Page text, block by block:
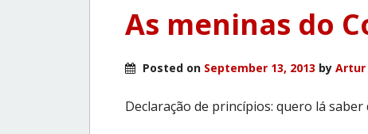
As meninas do
Posted on September 13, 2013 by Artur
Declaração de princípios: quero lá